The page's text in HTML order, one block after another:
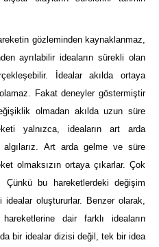
gözleminden kaynaklanmaz,
ayrılabilir ideaların sürekli olan
İdealar akılda ortaya
Fakat deneyler göstermiştir
olmadan akılda uzun süre
yalnızca, ideaların art arda
Art arda gelme ve süre
olmaksızın ortaya çıkarlar. Çok
Çünkü bu hareketlerdeki değişim
oluştururlar. Benzer olarak,
dair farklı ideaların
bir idealar dizisi değil, tek bir idea